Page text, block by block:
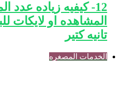
12- كيفيه زياده عدد
المشاهده او لايكات
تانيه كتير
الخدمات المصغره